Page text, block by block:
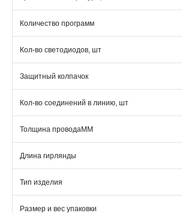
Количество программ
Кол-во светодиодов, шт
Защитный колпачок
Кол-во соединений в линию, шт
Толщина проводаММ
Длина гирлянды
Тип изделия
Размер и вес упаковки